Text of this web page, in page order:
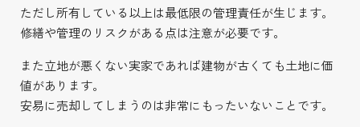
ただし所有している以上は最低限の管理責任が生じます。
修繕や管理のリスクがある点は注意が必要です。
また立地が悪くない実家であれば建物が古くても土地に価
値があります。
安易に売却してしまうのは非常にもったいないことです。